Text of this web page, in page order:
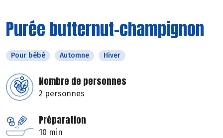
Purée butternut-champignon
Pour bébé Automne Hiver
Nombre de personnes
2 personnes
Préparation
10 min